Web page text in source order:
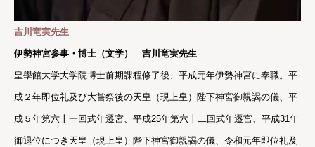
吉川竜実先生
伊勢神宮参事・博士（文学） 吉川竜実先生
皇學館大学大学院博士前期課程修了後、平成元年伊勢神宮に奉職。平
成２年即位礼及び大嘗祭後の天皇（現上皇）陛下神宮御親謁の儀、平
成５年第六十一回式年遷宮、平成25年第六十二回式年遷宮、平成31年
御退位につき天皇（現上皇）陛下神宮御親謁の儀、令和元年即位礼及